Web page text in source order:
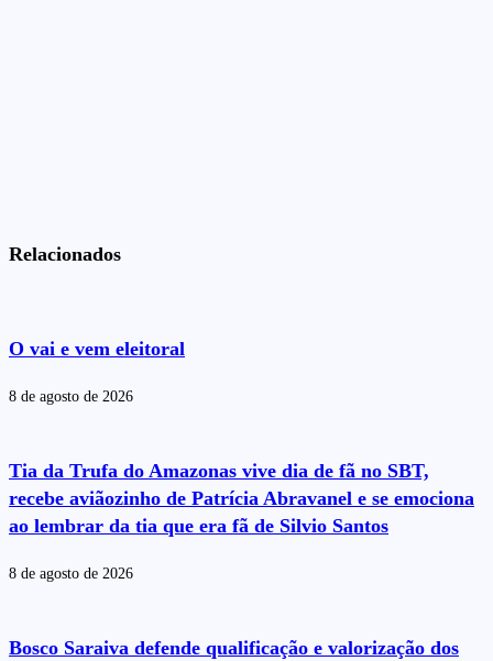
Relacionados
O vai e vem eleitoral
8 de agosto de 2026
Tia da Trufa do Amazonas vive dia de fã no SBT,
recebe aviãozinho de Patrícia Abravanel e se emociona
ao lembrar da tia que era fã de Silvio Santos
8 de agosto de 2026
Bosco Saraiva defende qualificação e valorização dos